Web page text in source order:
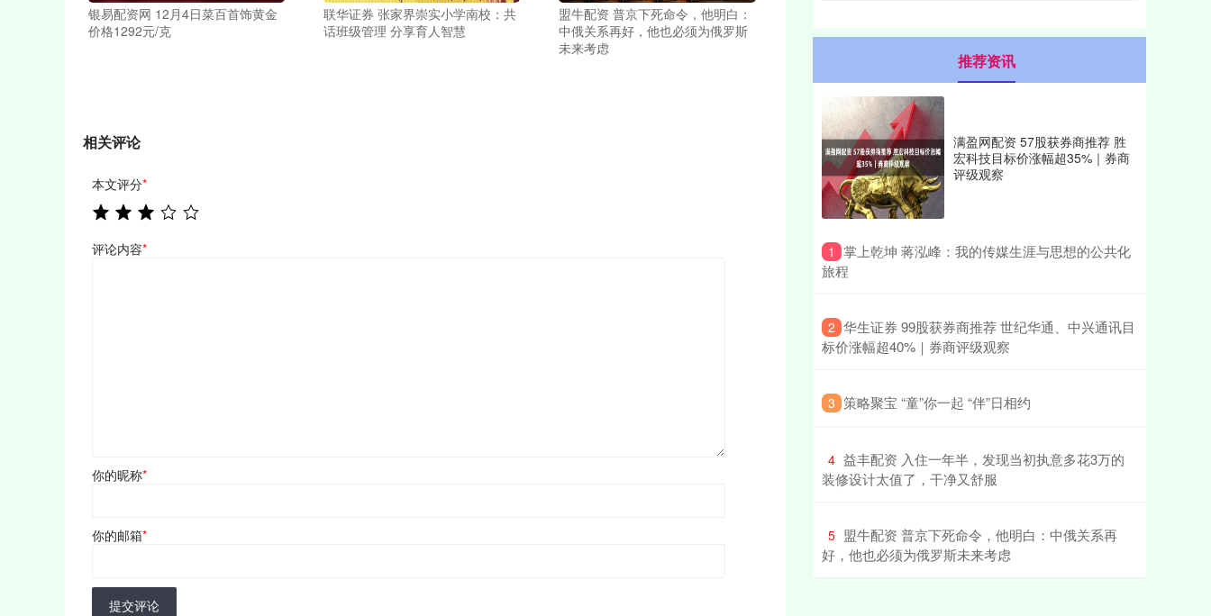
银易配资网 12月4日菜百首饰黄金
价格1292元/克
联华证券 张家界崇实小学南校：共
话班级管理 分享育人智慧
盟牛配资 普京下死命令，他明白：
中俄关系再好，他也必须为俄罗斯
未来考虑
相关评论
本文评分*
评论内容*
你的昵称*
你的邮箱*
提交评论
推荐资讯
满盈网配资 57股获券商推荐 胜
宏科技目标价涨幅超35%｜券商
评级观察
1 ​掌上乾坤 蒋泓峰：我的传媒生涯与思想的公共化
旅程
2 ​华生证券 99股获券商推荐 世纪华通、中兴通讯目
标价涨幅超40%｜券商评级观察
3 ​策略聚宝 “童”你一起 “伴”日相约
4 ​益丰配资 入住一年半，发现当初执意多花3万的
装修设计太值了，干净又舒服
5 ​盟牛配资 普京下死命令，他明白：中俄关系再
好，他也必须为俄罗斯未来考虑